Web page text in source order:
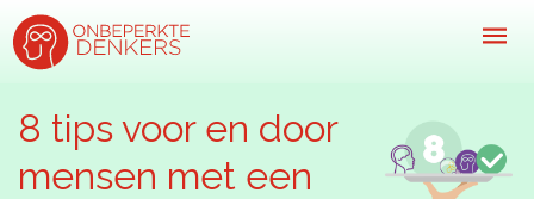
Inspiratie
8 tips voor en door
mensen met een